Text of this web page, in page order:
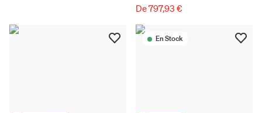
De 797,93 €
En Stock